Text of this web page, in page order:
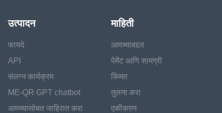
उत्पादन
फायदे
API
संलग्न कार्यक्रम
ME-QR GPT chatbot
आमच्यासोबत जाहिरात करा
माहिती
आमच्याबद्दल
पेमेंट आणि सामग्री
किंमत
तुलना करा
एकीकरण